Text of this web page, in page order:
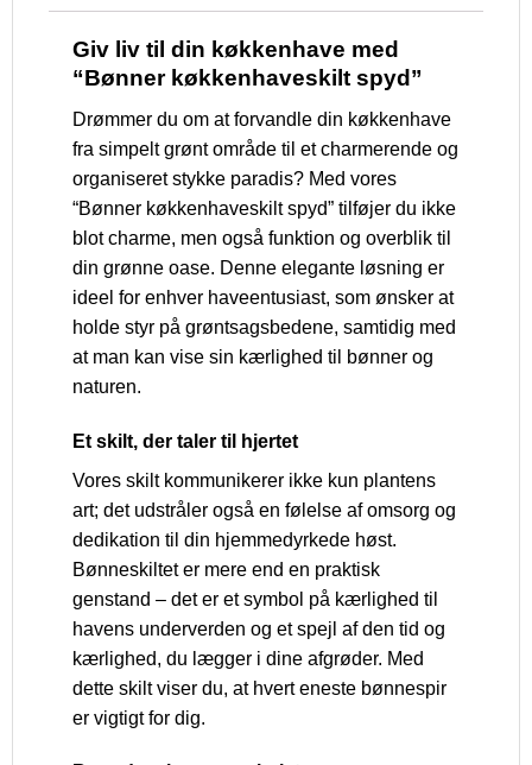
Giv liv til din køkkenhave med
“Bønner køkkenhaveskilt spyd”
Drømmer du om at forvandle din køkkenhave
fra simpelt grønt område til et charmerende og
organiseret stykke paradis? Med vores
“Bønner køkkenhaveskilt spyd” tilføjer du ikke
blot charme, men også funktion og overblik til
din grønne oase. Denne elegante løsning er
ideel for enhver haveentusiast, som ønsker at
holde styr på grøntsagsbedene, samtidig med
at man kan vise sin kærlighed til bønner og
naturen.
Et skilt, der taler til hjertet
Vores skilt kommunikerer ikke kun plantens
art; det udstråler også en følelse af omsorg og
dedikation til din hjemmedyrkede høst.
Bønneskiltet er mere end en praktisk
genstand – det er et symbol på kærlighed til
havens underverden og et spejl af den tid og
kærlighed, du lægger i dine afgrøder. Med
dette skilt viser du, at hvert eneste bønnespir
er vigtigt for dig.